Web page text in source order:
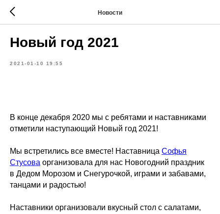
Новости
Новый год 2021
2021-01-10 19:55
В конце декабря 2020 мы с ребятами и наставниками
отметили наступающий Новый год 2021!
Мы встретились все вместе! Наставница Софья
Стусова организовала для нас Новогодний праздник
в Дедом Морозом и Снегурочкой, играми и забавами,
танцами и радостью!
Наставники организовали вкусный стол с салатами,